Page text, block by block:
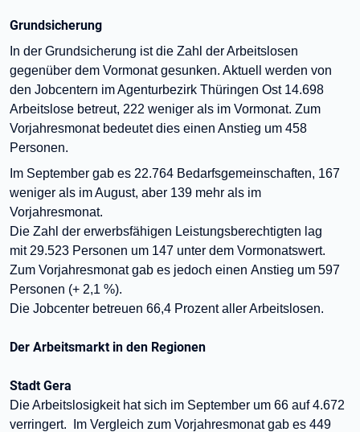
Grundsicherung
In der Grundsicherung ist die Zahl der Arbeitslosen
gegenüber dem Vormonat gesunken. Aktuell werden von
den Jobcentern im Agenturbezirk Thüringen Ost 14.698
Arbeitslose betreut, 222 weniger als im Vormonat. Zum
Vorjahresmonat bedeutet dies einen Anstieg um 458
Personen.
Im September gab es 22.764 Bedarfsgemeinschaften, 167
weniger als im August, aber 139 mehr als im
Vorjahresmonat.
Die Zahl der erwerbsfähigen Leistungsberechtigten lag
mit 29.523 Personen um 147 unter dem Vormonatswert.
Zum Vorjahresmonat gab es jedoch einen Anstieg um 597
Personen (+ 2,1 %).
Die Jobcenter betreuen 66,4 Prozentaller Arbeitslosen.
Der Arbeitsmarkt in den Regionen
Stadt Gera
Die Arbeitslosigkeit hat sich im September um 66 auf 4.672
verringert. Im Vergleich zum Vorjahresmonat gab es 449